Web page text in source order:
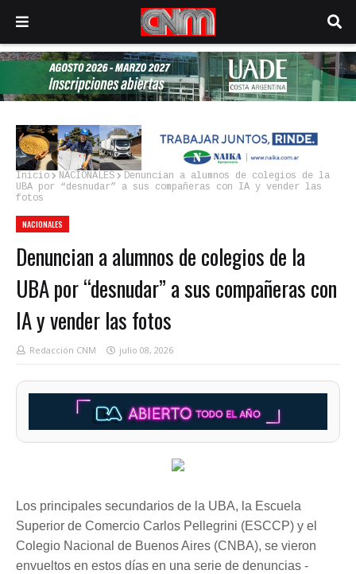
Inicio NACIONALES
Denuncian a alumnos de colegios de la
UBA por “desnudar” a sus compañeras con IA y vender las
fotos
NACIONALES
Denuncian a alumnos de colegios de la
UBA por “desnudar” a sus compañeras con
IA y vender las fotos
Redacción CNM julio 08, 2026
Los principales secundarios de la UBA, la Escuela
Superior de Comercio Carlos Pellegrini (ESCCP) y el
Colegio Nacional de Buenos Aires (CNBA), se vieron
envueltos en estos días en una serie de denuncias -